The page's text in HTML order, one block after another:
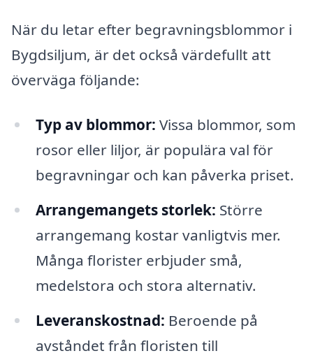
När du letar efter begravningsblommor i
Bygdsiljum, är det också värdefullt att
överväga följande:
Typ av blommor: Vissa blommor, som
rosor eller liljor, är populära val för
begravningar och kan påverka priset.
Arrangemangets storlek: Större
arrangemang kostar vanligtvis mer.
Många florister erbjuder små,
medelstora och stora alternativ.
Leveranskostnad: Beroende på
avståndet från floristen till